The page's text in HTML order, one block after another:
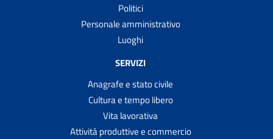
Politici
Personale amministrativo
Luoghi
SERVIZI
Anagrafe e stato civile
Cultura e tempo libero
Vita lavorativa
Attività produttive e commercio